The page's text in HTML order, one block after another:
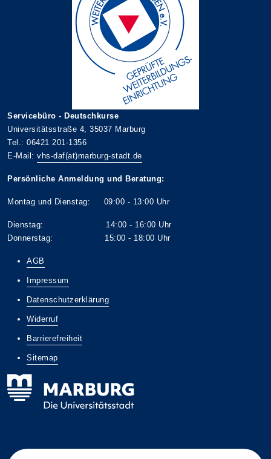
Servicebüro - Deutschkurse
Universitätsstraße 4, 35037 Marburg
Tel.: 06421 201-1356
E-Mail: vhs-daf(at)marburg-stadt.de
Persönliche Anmeldung und Beratung:
Montag und Dienstag: 09:00 - 13:00 Uhr
Dienstag: 14:00 - 16:00 Uhr
Donnerstag: 15:00 - 18:00 Uhr
AGB
Impressum
Datenschutzerklärung
Widerruf
Barrierefreiheit
Sitemap